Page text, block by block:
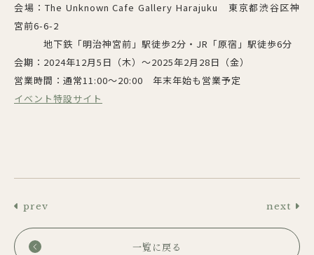
会場：The Unknown Cafe Gallery Harajuku 東京都渋谷区神
宮前6-6-2
地下鉄「明治神宮前」駅徒歩2分・JR「原宿」駅徒歩6分
会期：2024年12月5日（木）～2025年2月28日（金）
営業時間：通常11:00～20:00 年末年始も営業予定
イベント特設サイト
prev
一覧に戻る
next